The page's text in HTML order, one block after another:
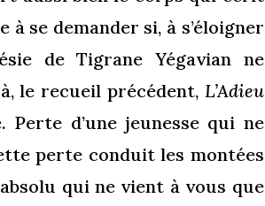
se demander si, à s’éloigner
de Tigrane Yégavian ne
le recueil précédent, L’Adieu
Perte d’une jeunesse qui ne
perte conduit les montées
qui ne vient à vous que